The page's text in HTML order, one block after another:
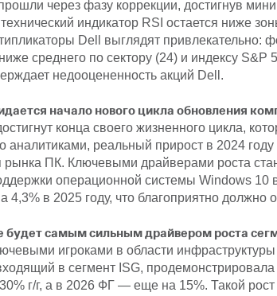
через фазу коррекции, достигнув
индикатор RSI остается ниже
Dell выглядят привлекательно:
среднего по сектору (24) и индексу
недооцененность акций Dell.
начало нового цикла обновления
конца своего жизненного цикла,
аналитиками, реальный прирост в 2024
рынка ПК. Ключевыми драйверами роста
операционной системы Windows 10
4,3% в 2025 году, что благоприятно
будет самым сильным драйвером роста
игроками в области
в сегмент ISG,
г/г, а в 2026 ФГ — еще на 15%. Такой